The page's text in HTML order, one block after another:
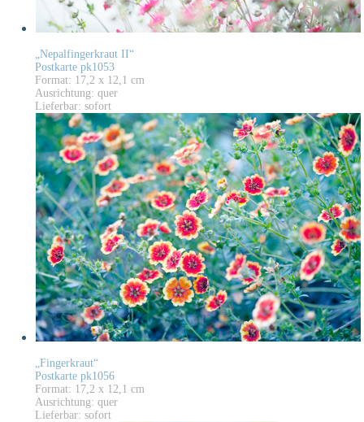
„Nepalfingerkraut II“
Postkarte pk1053
Format: 17,2 x 12,1 cm
Ausrichtung: quer
Lieferbar: sofort
„Fingerkraut“
Postkarte pk1056
Format: 17,2 x 12,1 cm
Ausrichtung: quer
Lieferbar: sofort